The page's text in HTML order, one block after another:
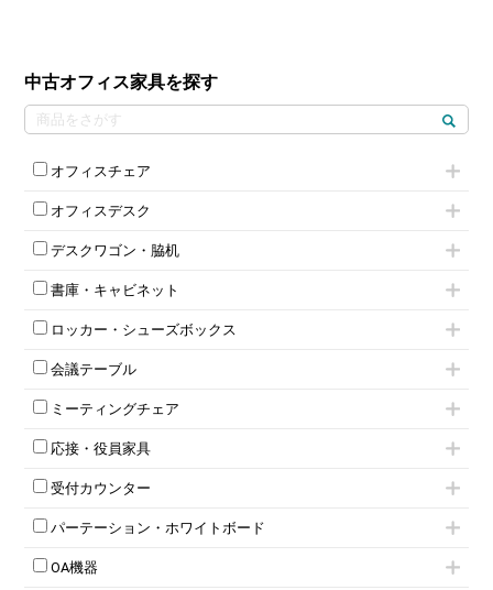
中古オフィス家具を探す
オフィスチェア
肘付きチェア
肘無しチェア
役員チェア
オフィスチェアその他
オフィスデスク
片袖机
フリーアドレスデスク（ベンチデスク）
昇降デスク
両袖机
デスクワゴン・脇机
インワゴン2段
インワゴン3段
脇机
書庫・キャビネット
ハイキャビネット
ローキャビネット
両開きキャビネット
上下連結キャビネット
軽量ラック（スチールラック）
収納家具その他
両開書庫
ラテラル書庫
ロッカー・シューズボックス
1人用ロッカー
2人用ロッカー
3人用ロッカー
5人用ロッカー
8人用ロッカー
多人数ロッカー
ダイヤル錠ロッカー
会議テーブル
ミーティングテーブル
スタッキングテーブル
ネスティングテーブル
カウンターテーブル
T字脚テーブル
会議テーブルW1200～
ミーティングチェア
キャスター付きミーティングチェア
スタッキングミーティングチェア
テーブル付きミーティングチェア
折りたたみミーティングチェア
ハイチェア
応接・役員家具
応接セット
応接ソファ
応接チェア
応接・役員家具その他
受付カウンター
ハイカウンター
ローカウンター
ラウンジカウンター
パーテーション・ホワイトボード
パーテーション
自立タイプパーテーション
OA機器